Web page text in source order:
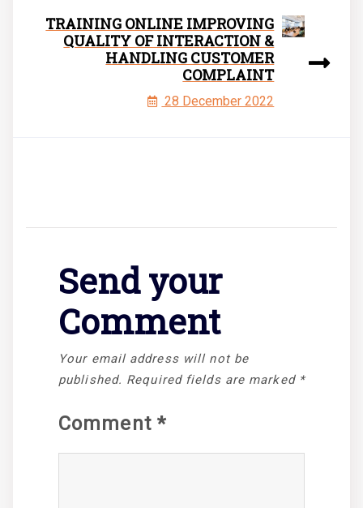
TRAINING ONLINE IMPROVING
QUALITY OF INTERACTION &
HANDLING CUSTOMER
COMPLAINT
28 December 2022
Send your
Comment
Your email address will not be
published. Required fields are marked *
Comment *